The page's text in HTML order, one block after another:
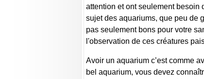
attention et ont seulement besoin
sujet des aquariums, que peu de
pas seulement bons pour votre
l'observation de ces créatures
Avoir un aquarium c’est comme
bel aquarium, vous devez